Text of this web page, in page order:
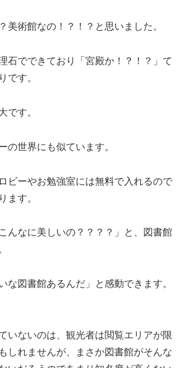
美術館なの！？！？と思いました。
石でできており「宮殿か！？！？」て
です。
です。
の世界にも似ています。
ビーやお勉強室には無料で入れるので
ます。
んなに美しいの？？？？」と、図書館
な図書館あるんだ」と感動できます。
いないのは、観光者は閲覧エリアが限
しれませんが、まさか図書館がそんな